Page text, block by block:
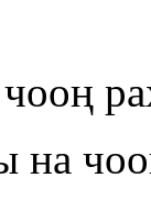
на